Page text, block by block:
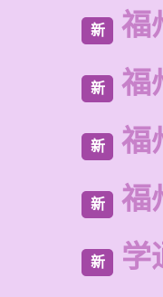
新 福
新 福
新 福
新 福
新 学